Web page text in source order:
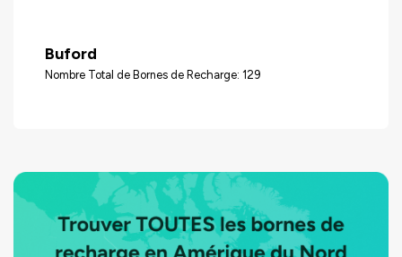
Buford
Nombre Total de Bornes de Recharge: 129